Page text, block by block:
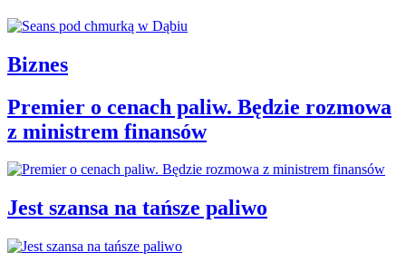
Biznes
Premier o cenach paliw. Będzie rozmowa
z ministrem finansów
Jest szansa na tańsze paliwo